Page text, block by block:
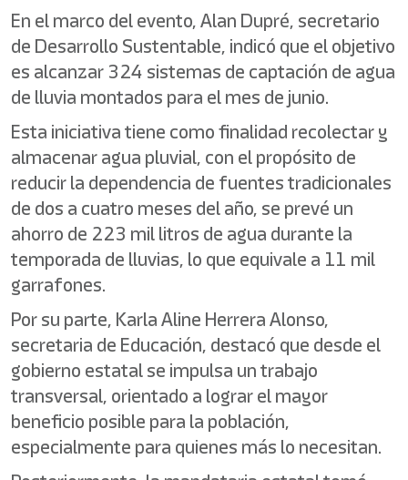
En el marco del evento, Alan Dupré, secretario
de Desarrollo Sustentable, indicó que el objetivo
es alcanzar 324 sistemas de captación de agua
de lluvia montados para el mes de junio.
Esta iniciativa tiene como finalidad recolectar y
almacenar agua pluvial, con el propósito de
reducir la dependencia de fuentes tradicionales
de dos a cuatro meses del año, se prevé un
ahorro de 223 mil litros de agua durante la
temporada de lluvias, lo que equivale a 11 mil
garrafones.
Por su parte, Karla Aline Herrera Alonso,
secretaria de Educación, destacó que desde el
gobierno estatal se impulsa un trabajo
transversal, orientado a lograr el mayor
beneficio posible para la población,
especialmente para quienes más lo necesitan.